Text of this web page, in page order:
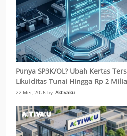
Punya SP3K/OL? Ubah Kertas
Likuiditas Tunai Hingga Rp 2
22 Mei, 2026 by Aktivaku